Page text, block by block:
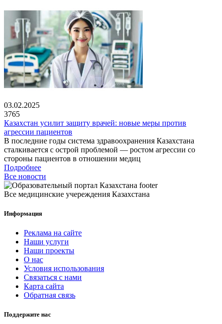
03.02.2025
3765
Казахстан усилит защиту врачей: новые меры против
агрессии пациентов
В последние годы система здравоохранения Казахстана
сталкивается с острой проблемой — ростом агрессии со
стороны пациентов в отношении медиц
Подробнее
Все новости
Все медицинские учереждения Казахстана
Информация
Реклама на сайте
Наши услуги
Наши проекты
О нас
Условия использования
Связаться с нами
Карта сайта
Обратная связь
Поддержите нас